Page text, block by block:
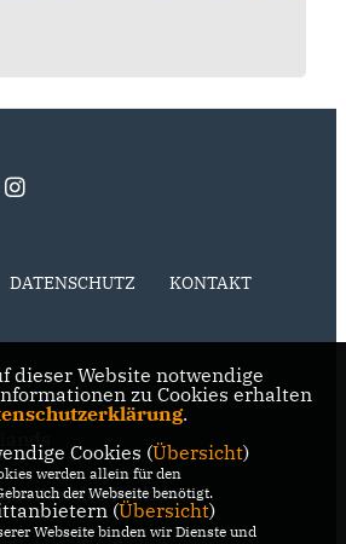
DATENSCHUTZ KONTAKT
der Fraktion
dieser Website notwendige
zu Cookies erhalten
.
Cookies (Übersicht)
werden allein für den
der Webseite benötigt.
(Übersicht)
Webseite binden wir Dienste und